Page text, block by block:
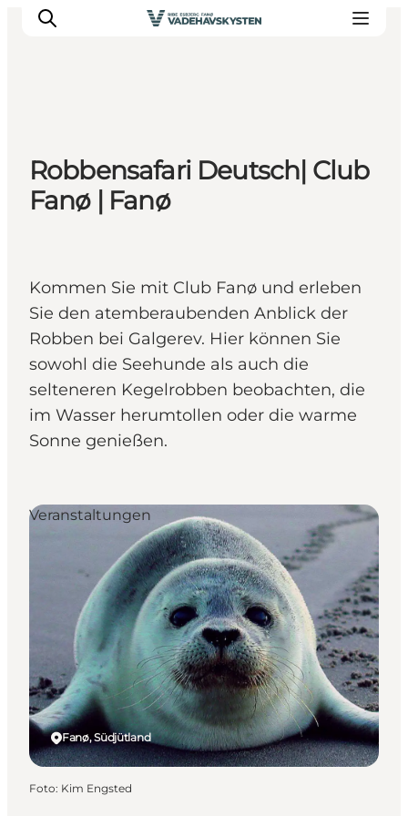
Ribe
Esbjerg
Fanø
Essen und Schlafen
Veranstaltungen
Robbensafari Deutsch| Club
Fanø | Fanø
Kommen Sie mit Club Fanø und erleben
Sie den atemberaubenden Anblick der
Robben bei Galgerev. Hier können Sie
sowohl die Seehunde als auch die
selteneren Kegelrobben beobachten, die
im Wasser herumtollen oder die warme
Sonne genießen.
Fanø, Südjütland
Veranstaltungen
Foto: Kim Engsted